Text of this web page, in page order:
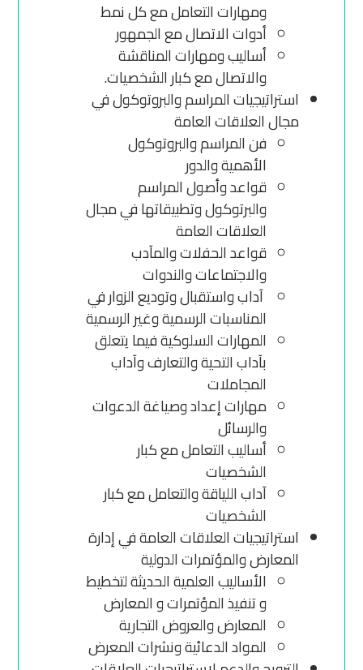
ومهارات التعامل مع كل نمط
أدوات الاتصال مع الجمهور
أساليب ومهارات المناقشة
والاتصال مع كبار الشخصيات.
استراتيجيات المراسم والبروتوكول في
مجال العلاقات العامة
فن المراسم والبروتوكول
الأهمية والدور
قواعد وأصول المراسم
والبرتوكول وتطبيقاتها في مجال
العلاقات العامة
قواعد الحفلات والمآدب
والاجتماعات والندوات
آداب واستقبال وتوديع الزوار في
المناسبات الرسمية وغير الرسمية
المهارات السلوكية فيما يتعلق
بآداب التحية والتعارف وآداب
المجاملات
مهارات إعداد وصياغة الدعوات
والرسائل
أساليب التعامل مع كبار
الشخصيات
آداب اللياقة والتعامل مع كبار
الشخصيات
استراتيجيات العلاقات العامة في إدارة
المعارض والمؤتمرات الدولية
الأساليب العلمية الحديثة لتخطيط
و تنفيذ المؤتمرات و المعارض
المعارض والعروض التجارية
المواد الدعائية ونشرات المعرض